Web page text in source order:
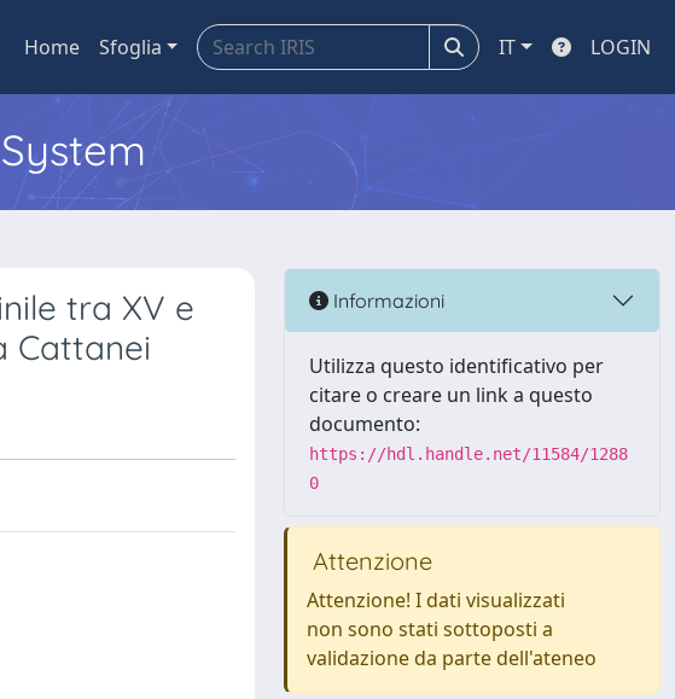
Home Sfoglia IT LOGIN
tra XV e
Cattanei
Informazioni
Utilizza questo identificativo per
citare o creare un link a questo
documento:
https://hdl.handle.net/11584/1288
0
Attenzione
Attenzione! I dati visualizzati
non sono stati sottoposti a
validazione da parte dell'ateneo